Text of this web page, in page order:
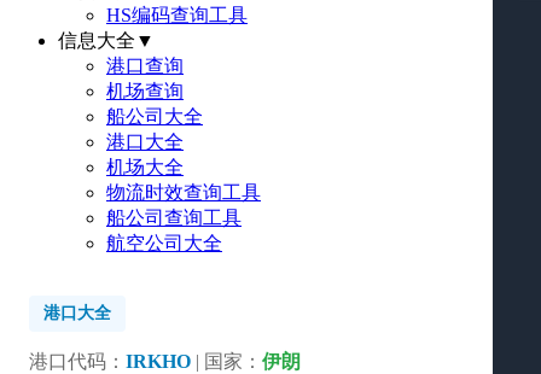
HS编码查询工具
信息大全 ▼
港口查询
机场查询
船公司大全
港口大全
机场大全
物流时效查询工具
船公司查询工具
航空公司大全
港口大全
港口代码： IRKHO | 国家： 伊朗